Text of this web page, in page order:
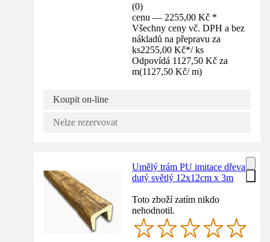
(0)
cenu — 2255,00 Kč *
Všechny ceny vč. DPH a bez
nákladů na přepravu za
ks2255,00 Kč*/ ks
Odpovídá 1127,50 Kč za
m(1127,50 Kč/ m)
Koupit on-line
Nelze rezervovat
Umělý trám PU imitace dřeva
dutý světlý 12x12cm x 3m
Toto zboží zatím nikdo
nehodnotil.